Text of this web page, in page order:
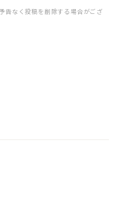
告なく投稿を削除する場合がござ